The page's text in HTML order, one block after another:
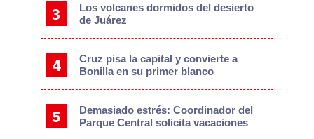
Los volcanes dormidos del desierto
de Juárez
Cruz pisa la capital y convierte a
Bonilla en su primer blanco
Demasiado estrés: Coordinador del
Parque Central solicita vacaciones